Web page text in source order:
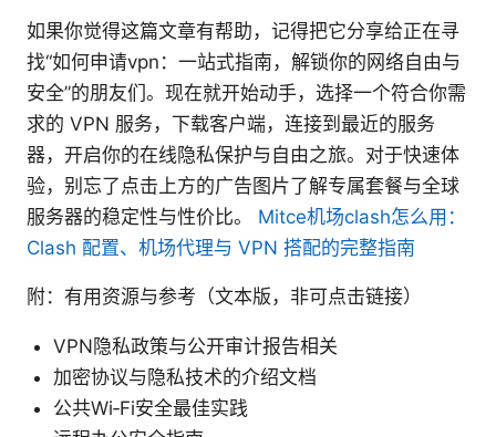
如果你觉得这篇文章有帮助，记得把它分享给正在寻
找“如何申请vpn：一站式指南，解锁你的网络自由与
安全”的朋友们。现在就开始动手，选择一个符合你需
求的 VPN 服务，下载客户端，连接到最近的服务
器，开启你的在线隐私保护与自由之旅。对于快速体
验，别忘了点击上方的广告图片了解专属套餐与全球
服务器的稳定性与性价比。 Mitce机场clash怎么用：
Clash 配置、机场代理与 VPN 搭配的完整指南
附：有用资源与参考（文本版，非可点击链接）
VPN隐私政策与公开审计报告相关
加密协议与隐私技术的介绍文档
公共Wi‑Fi安全最佳实践